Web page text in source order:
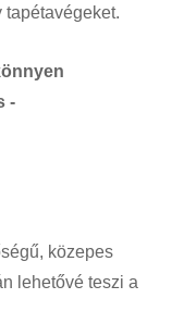
-
közepes
lehetővé teszi a